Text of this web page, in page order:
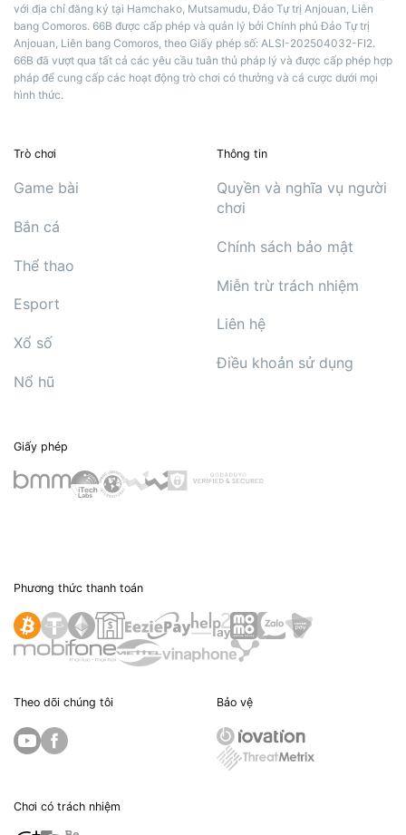
với địa chỉ đăng ký tại Hamchako, Mutsamudu, Đảo Tự trị Anjouan, Liên
bang Comoros. 66B được cấp phép và quản lý bởi Chính phủ Đảo Tự trị
Anjouan, Liên bang Comoros, theo Giấy phép số: ALSI-202504032-FI2.
66B đã vượt qua tất cả các yêu cầu tuân thủ pháp lý và được cấp phép hợp
pháp để cung cấp các hoạt động trò chơi có thưởng và cá cược dưới mọi
hình thức.
Trò chơi
Game bài
Bắn cá
Thể thao
Esport
Xổ số
Nổ hũ
Thông tin
Quyền và nghĩa vụ người
chơi
Chính sách bảo mật
Miễn trừ trách nhiệm
Liên hệ
Điều khoản sử dụng
Giấy phép
Phương thức thanh toán
Theo dõi chúng tôi Bảo vệ
Chơi có trách nhiệm